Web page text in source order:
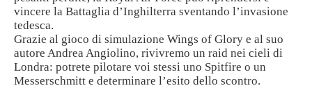
vincere la Battaglia d’Inghilterra sventando l’invasione
tedesca.
Grazie al gioco di simulazione Wings of Glory e al suo
autore Andrea Angiolino, rivivremo un raid nei cieli di
Londra: potrete pilotare voi stessi uno Spitfire o un
Messerschmitt e determinare l’esito dello scontro.